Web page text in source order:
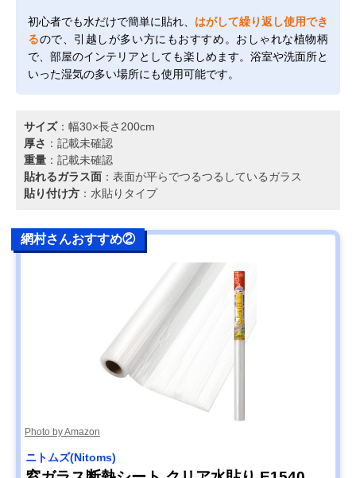
初心者でも水だけで簡単に貼れ、 はがして繰り返し使用でき
るので、引越しが多い方にもおすすめ。おしゃれな植物柄
で、部屋のインテリアとしても楽しめます。浴室や洗面所と
いった湿気の多い場所にも使用可能です。
サイズ：幅30×長さ200cm
厚さ ：記載未確認
重量 ：記載未確認
貼れるガラス面 ：表面が平らでつるつるしているガラス
貼り付け方 ：水貼りタイプ
網村さんおすすめ②
Photo by Amazon
ニトムズ(Nitoms)